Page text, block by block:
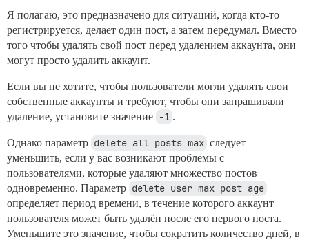
Я полагаю, это предназначено для ситуаций, когда кто-то
регистрируется, делает один пост, а затем передумал. Вместо
того чтобы удалять свой пост перед удалением аккаунта, они
могут просто удалить аккаунт.
Если вы не хотите, чтобы пользователи могли удалять свои
собственные аккаунты и требуют, чтобы они запрашивали
удаление, установите значение -1 .
Однако параметр delete all posts max следует
уменьшить, если у вас возникают проблемы с
пользователями, которые удаляют множество постов
одновременно. Параметр delete user max post age
определяет период времени, в течение которого аккаунт
пользователя может быть удалён после его первого поста.
Уменьшите это значение, чтобы сократить количество дней, в